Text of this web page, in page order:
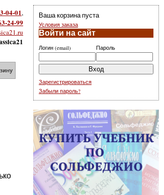
04-01,
24-99
Добавить в корзину
Ваша корзина пуста
Условия заказа
Войти на сайт
Логин (email) Пароль
Зарегистрироваться
Забыли пароль?